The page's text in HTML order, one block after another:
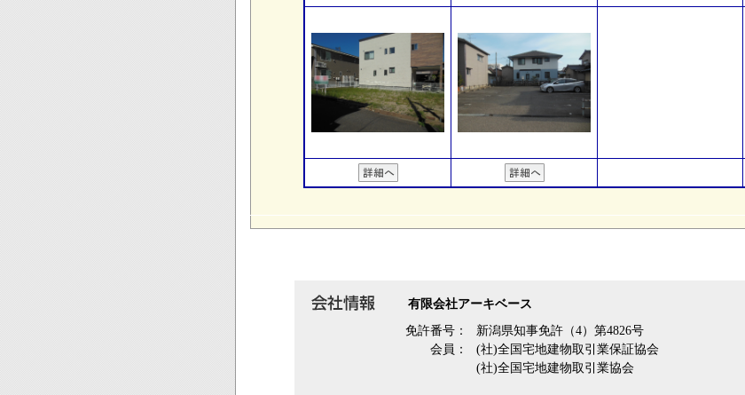
有限会社アーキベース
免許番号：
新潟県知事免許（4）第4826号
会員：
(社)全国宅地建物取引業保証協会
(社)全国宅地建物取引業協会